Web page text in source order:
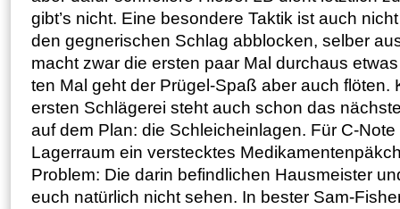
gibt’s nicht. Eine besondere Taktik ist auch
den gegnerischen Schlag abblocken, selber
macht zwar die ersten paar Mal durchaus
ten Mal geht der Prügel-Spaß aber auch flöten.
ersten Schlägerei steht auch schon das
auf dem Plan: die Schleicheinlagen. Für C-
Lagerraum ein verstecktes
Problem: Die darin befindlichen Hausmeister
euch natürlich nicht sehen. In bester Sam-